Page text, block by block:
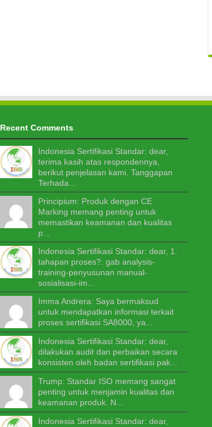
Recent Comments
Indonesia Sertifikasi Standar: dear,
terima kasih atas respondennya,
berikut penjelasan kami. Tanggapan
Terhada...
Principium: Produk dengan CE
Marking memang penting untuk
memastikan keamanan dan kualitas
p...
Indonesia Sertifikasi Standar: dear, 1.
tahapan proses?. gab analysis-
training-penyusunan manual-
sosialisasi-im...
Imma Andrera: Saya bermaksud
untuk mendapatkan informasi terkait
proses sertifikasi SA8000, ya...
Indonesia Sertifikasi Standar: dear,
dilakukan audit dan perbaikan secara
konsisten oleh badan sertifikasi pak...
Trump: Standar ISO memang sangat
penting untuk menjamin kualitas dan
keamanan produk. N...
Indonesia Sertifikasi Standar: dear,